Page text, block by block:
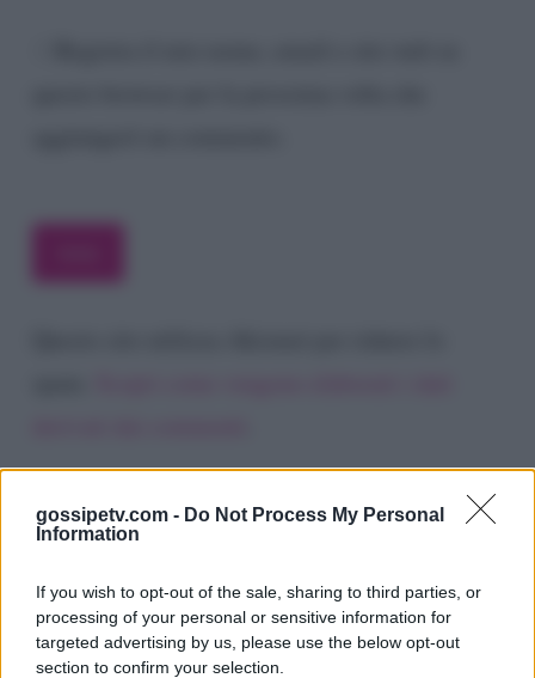
gossipetv.com - Do Not Process My Personal
Information
If you wish to opt-out of the sale, sharing to third parties, or
processing of your personal or sensitive information for
targeted advertising by us, please use the below opt-out
section to confirm your selection.